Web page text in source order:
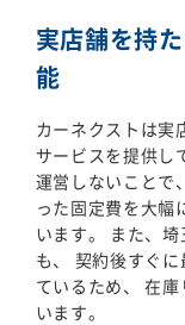
実店舗を持
能
カーネクストは実
サービスを提供し
運営しないことで
った固定費を大幅
います。 また、
も、 契約後すぐ
ているため、 在
います。